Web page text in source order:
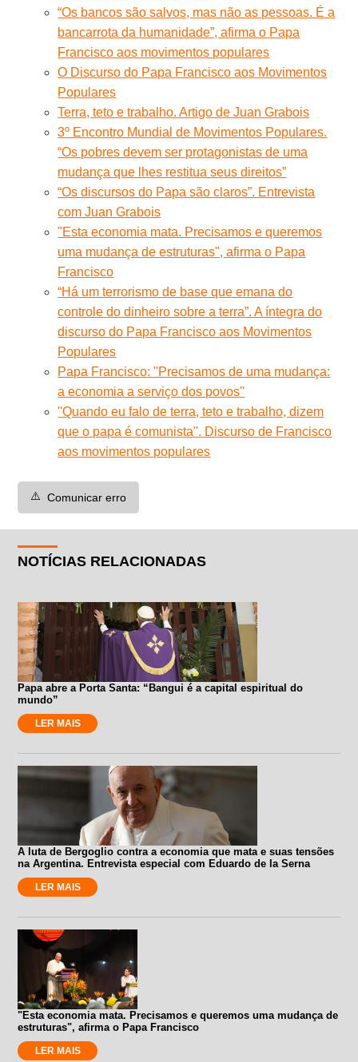
“Os bancos são salvos, mas não as pessoas. É a
bancarrota da humanidade”, afirma o Papa
Francisco aos movimentos populares
O Discurso do Papa Francisco aos Movimentos
Populares
Terra, teto e trabalho. Artigo de Juan Grabois
3º Encontro Mundial de Movimentos Populares.
“Os pobres devem ser protagonistas de uma
mudança que lhes restitua seus direitos”
“Os discursos do Papa são claros”. Entrevista
com Juan Grabois
"Esta economia mata. Precisamos e queremos
uma mudança de estruturas", afirma o Papa
Francisco
“Há um terrorismo de base que emana do
controle do dinheiro sobre a terra”. A íntegra do
discurso do Papa Francisco aos Movimentos
Populares
Papa Francisco: ''Precisamos de uma mudança:
a economia a serviço dos povos''
''Quando eu falo de terra, teto e trabalho, dizem
que o papa é comunista''. Discurso de Francisco
aos movimentos populares
⚠️ Comunicar erro
NOTÍCIAS RELACIONADAS
Papa abre a Porta Santa: “Bangui é a capital espiritual do
mundo”
LER MAIS
A luta de Bergoglio contra a economia que mata e suas tensões
na Argentina. Entrevista especial com Eduardo de la Serna
LER MAIS
"Esta economia mata. Precisamos e queremos uma mudança de
estruturas", afirma o Papa Francisco
LER MAIS